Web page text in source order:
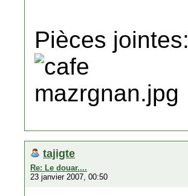
Pièces jointes:
tajigte
Re: Le douar....
23 janvier 2007, 00:50